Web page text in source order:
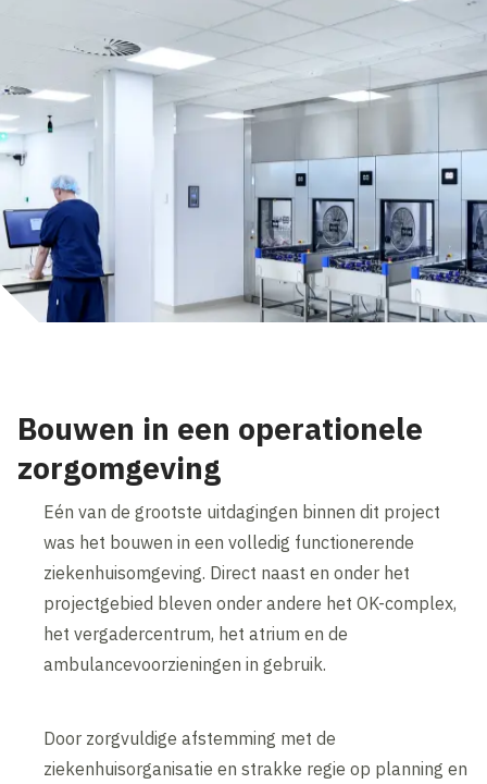
Bouwen in een operationele
zorgomgeving
Eén van de grootste uitdagingen binnen dit project
was het bouwen in een volledig functionerende
ziekenhuisomgeving. Direct naast en onder het
projectgebied bleven onder andere het OK-complex,
het vergadercentrum, het atrium en de
ambulancevoorzieningen in gebruik.
Door zorgvuldige afstemming met de
ziekenhuisorganisatie en strakke regie op planning en